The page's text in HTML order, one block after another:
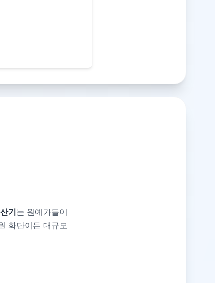
기는 원예가들이
화단이든 대규모